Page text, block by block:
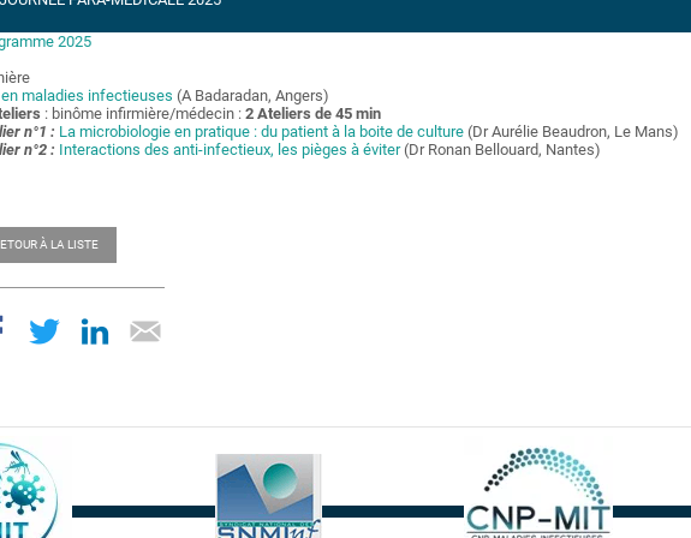
2025
en maladies infectieuses (A Badaradan, Angers)
: binôme infirmière/médecin : 2 Ateliers de 45 min
n°1 : La microbiologie en pratique : du patient à la boite de culture (Dr Aurélie Beaudron, Le Mans)
n°2 : Interactions des anti-infectieux, les pièges à éviter(Dr Ronan Bellouard, Nantes)
À LA LISTE